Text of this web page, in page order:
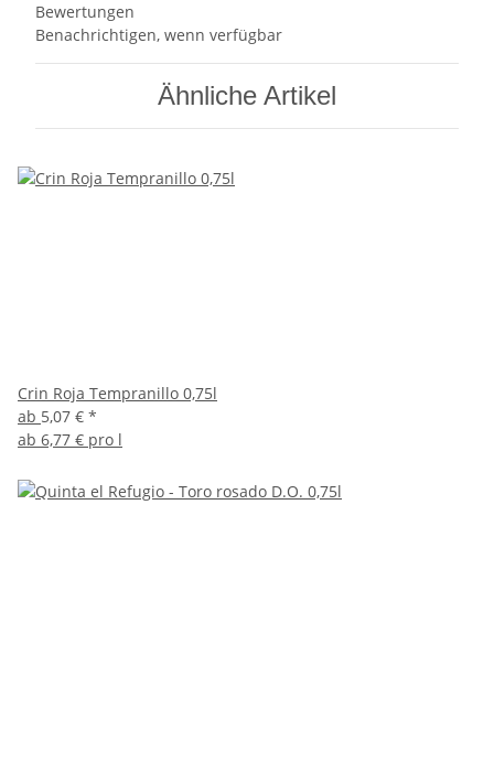
Bewertungen
Benachrichtigen, wenn verfügbar
Ähnliche Artikel
Crin Roja Tempranillo 0,75l
ab 5,07 € *
ab 6,77 € pro l